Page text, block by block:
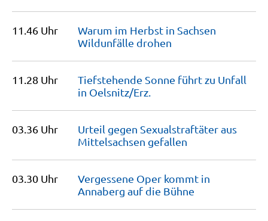
11.46 Uhr
Warum im Herbst in Sachsen
Wildunfälle drohen
11.28 Uhr
Tiefstehende Sonne führt zu Unfall
in Oelsnitz/Erz.
03.36 Uhr
Urteil gegen Sexualstraftäter aus
Mittelsachsen gefallen
03.30 Uhr
Vergessene Oper kommt in
Annaberg auf die Bühne